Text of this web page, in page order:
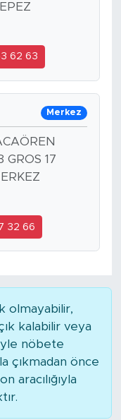
62 63
Merkez
GROS 17
32 66
olmayabilir,
kalabilir veya
nöbete
çıkmadan önce
aracılığıyla